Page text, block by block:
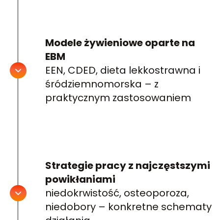
Modele żywieniowe oparte na
EBM
EEN, CDED, dieta lekkostrawna i
śródziemnomorska – z
praktycznym zastosowaniem
Strategie pracy z najczęstszymi
powikłaniami
niedokrwistość, osteoporoza,
niedobory – konkretne schematy